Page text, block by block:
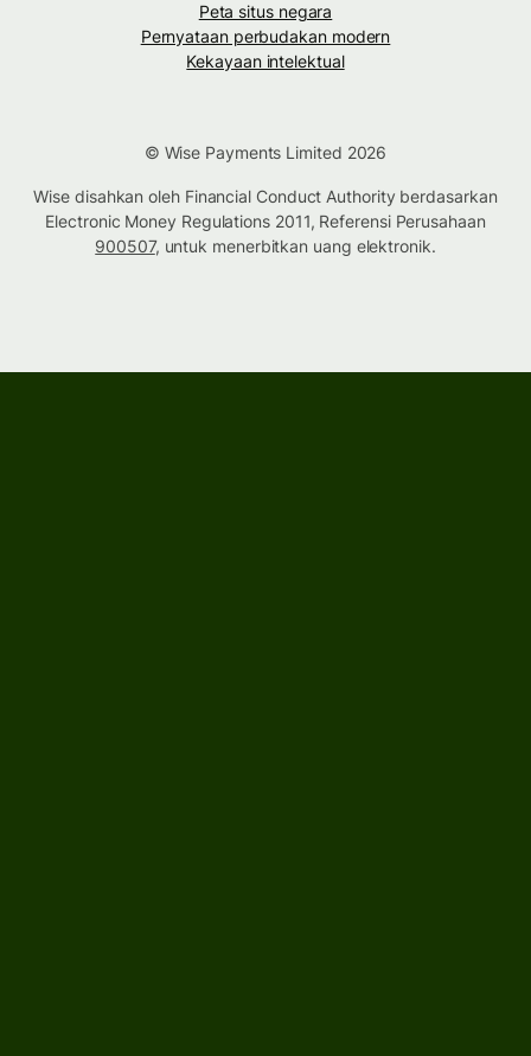
Peta situs negara
Pernyataan perbudakan modern
Kekayaan intelektual
© Wise Payments Limited 2026
Wise disahkan oleh Financial Conduct Authority berdasarkan
Electronic Money Regulations 2011, Referensi Perusahaan
900507, untuk menerbitkan uang elektronik.